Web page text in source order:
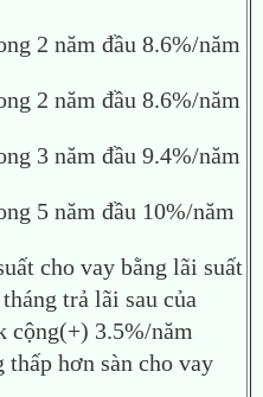
2 năm đầu 8.6%/năm
2 năm đầu 8.6%/năm
3 năm đầu 9.4%/năm
5 năm đầu 10%/năm
cho vay bằng lãi suất
trả lãi sau của
cộng(+) 3.5%/năm
thấp hơn sàn cho vay